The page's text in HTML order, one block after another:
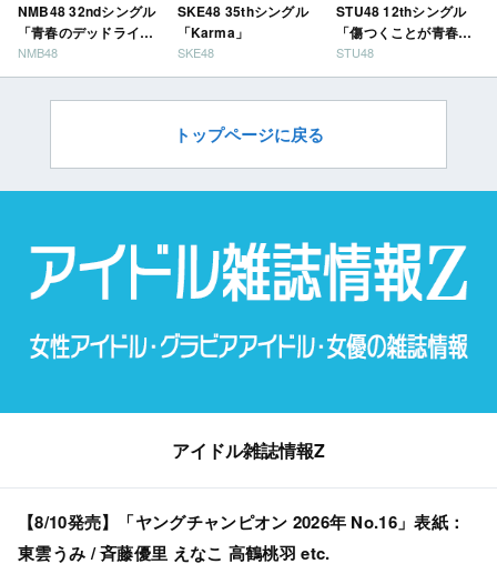
NMB48 32ndシングル
「青春のデッドライ
ン」
NMB48
SKE48 35thシングル
「Karma」
SKE48
STU48 12thシングル
「傷つくことが青春
だ」
STU48
トップページに戻る
アイドル雑誌情報Z
【8/10発売】「ヤングチャンピオン 2026年 No.16」表紙：
東雲うみ / 斉藤優里 えなこ 高鶴桃羽 etc.